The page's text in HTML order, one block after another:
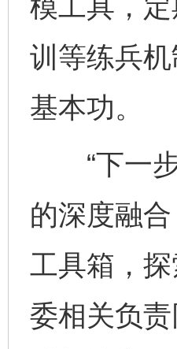
模工具，
训等练兵
基本功。
“下一步
的深度融
工具箱，探
委相关负